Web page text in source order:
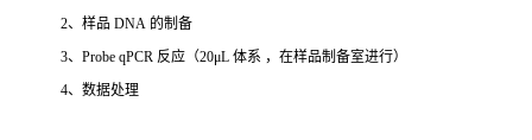
2、样品 DNA 的制备
3、Probe qPCR 反应（20μL 体系 ，在样品制备室进行）
4、数据处理